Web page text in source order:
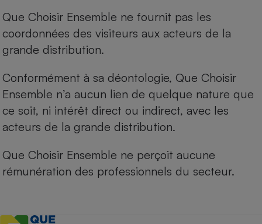
Que Choisir Ensemble ne fournit pas les
coordonnées des visiteurs aux acteurs de la
grande distribution.
Conformément à sa déontologie, Que Choisir
Ensemble n’a aucun lien de quelque nature que
ce soit, ni intérêt direct ou indirect, avec les
acteurs de la grande distribution.
Que Choisir Ensemble ne perçoit aucune
rémunération des professionnels du secteur.